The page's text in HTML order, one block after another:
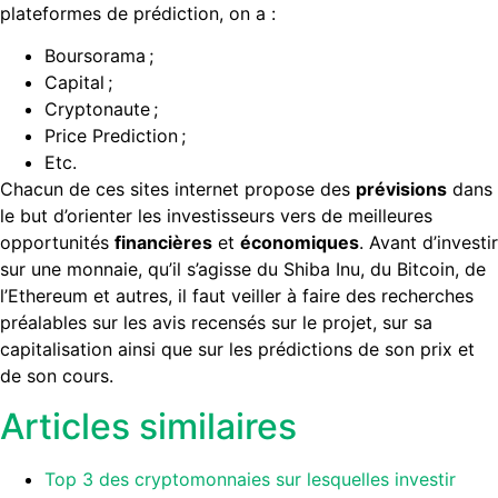
plateformes de prédiction, on a :
Boursorama ;
Capital ;
Cryptonaute ;
Price Prediction ;
Etc.
Chacun de ces sites internet propose des prévisions dans
le but d’orienter les investisseurs vers de meilleures
opportunités financières et économiques. Avant d’investir
sur une monnaie, qu’il s’agisse du Shiba Inu, du Bitcoin, de
l’Ethereum et autres, il faut veiller à faire des recherches
préalables sur les avis recensés sur le projet, sur sa
capitalisation ainsi que sur les prédictions de son prix et
de son cours.
Articles similaires
Top 3 des cryptomonnaies sur lesquelles investir